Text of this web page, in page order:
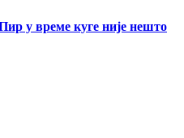
у време куге није нешто